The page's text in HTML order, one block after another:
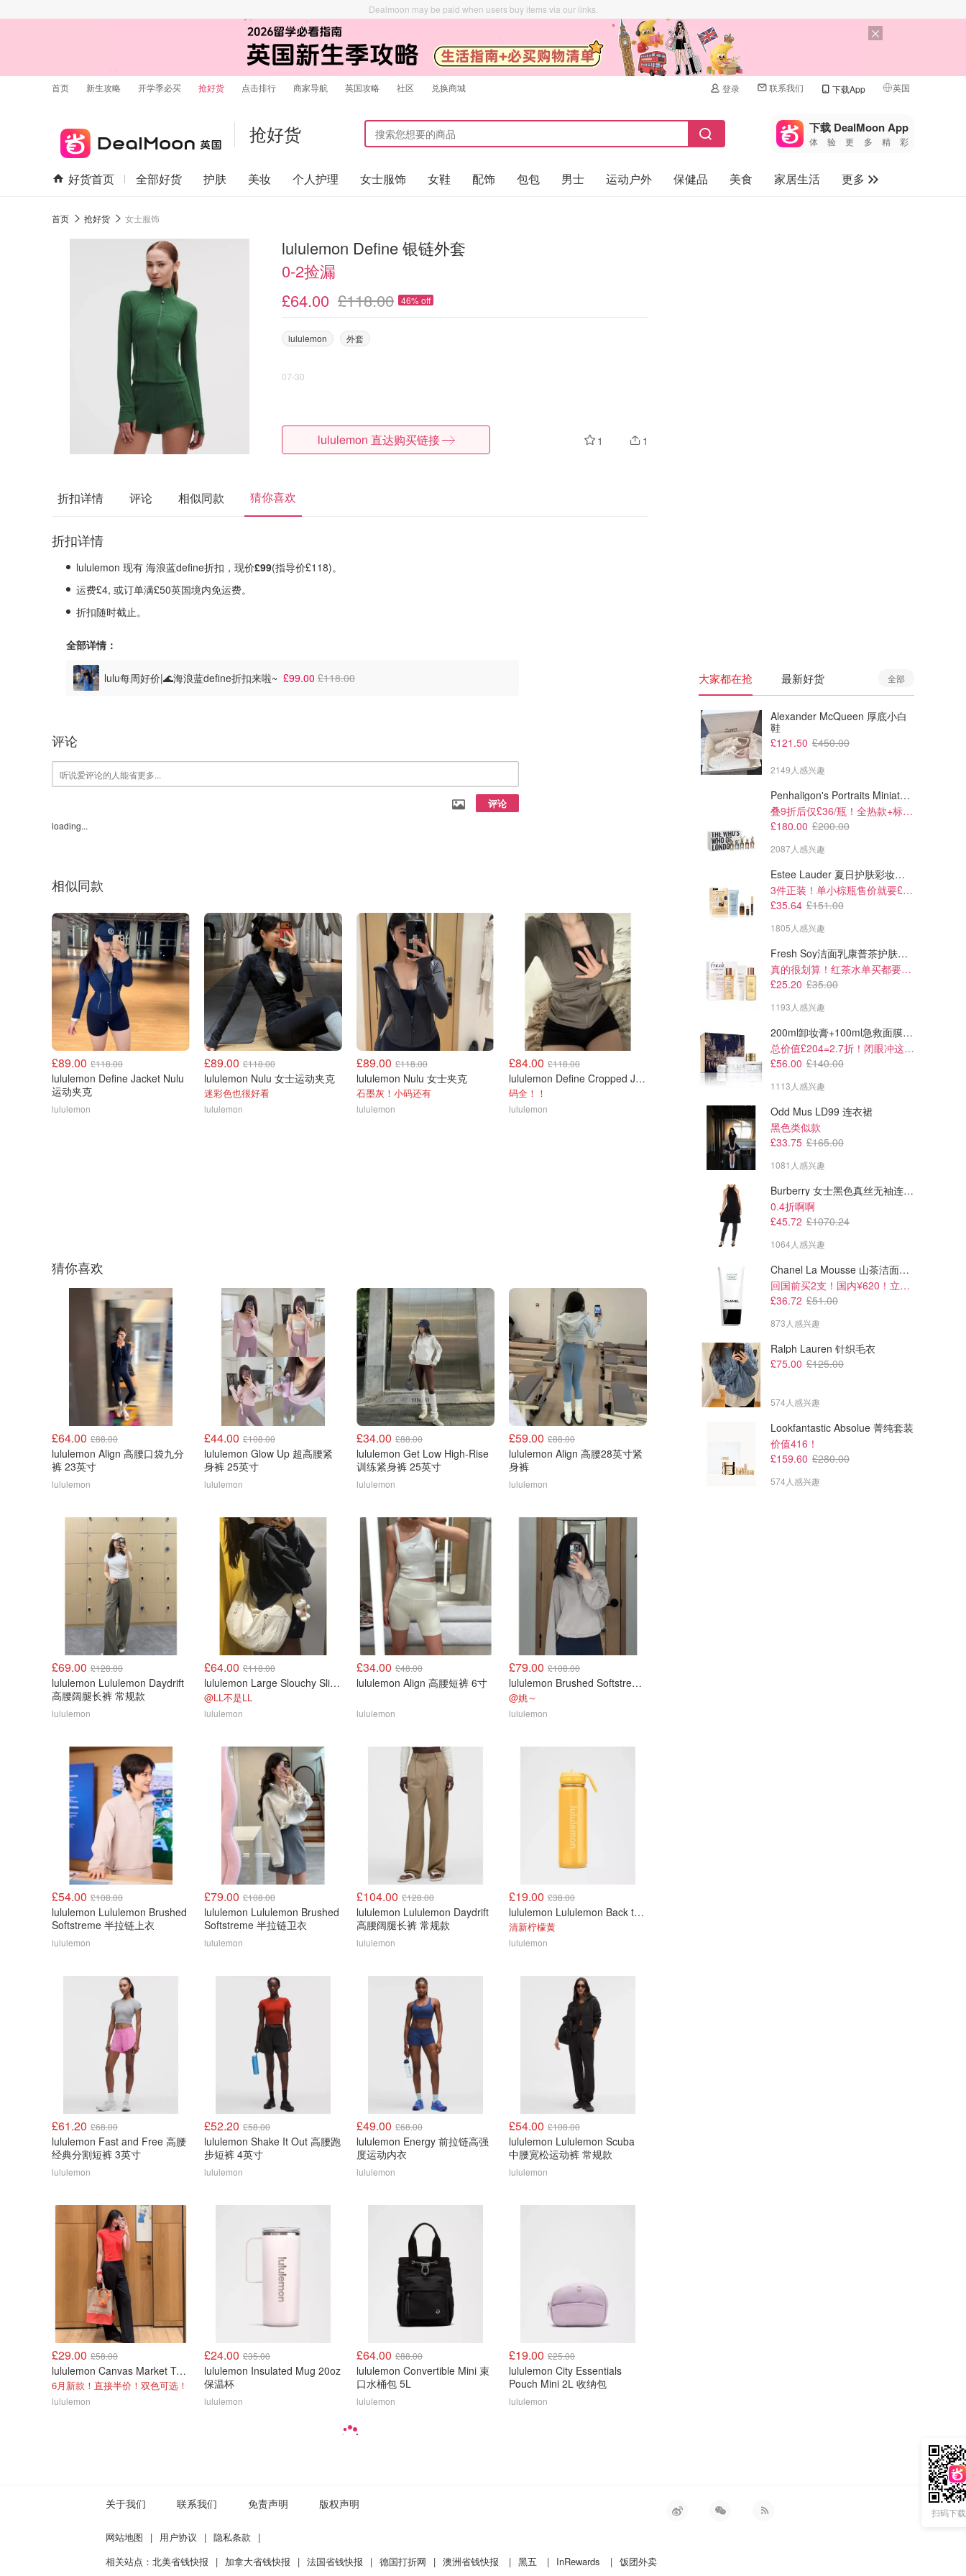
Dealmoon may be paid when users buy items via our links.
首页 新生攻略 开学季必买 抢好货 点击排行 商家导航 英国攻略 社区 兑换商城 登录 联系我们 下载App 英国
🇺🇸
🇨🇳 中国
🇨🇦加拿大
抢好货 下载 DealMoon App
体验更多精彩
好货首页 全部好货 护肤 美妆 个人护理 女士服饰 女鞋 配饰 包包 男士 运动户外 保健品 美食 家居生活
更多
首页 抢好货 女士服饰
lululemon Define 银链外套
0-2捡漏
£64.00 £118.00 46% off
lululemon 外套
07-30
1 1
lululemon 直达购买链接
折扣详情 评论 相似同款 猜你喜欢
折扣详情
lululemon 现有 海浪蓝define折扣，现价£99(指导价£118)。
运费£4, 或订单满£50英国境内免运费。
折扣随时截止。
全部详情：
lulu每周好价|🌊海浪蓝define折扣来啦~ £99.00 £118.00
评论
评论
loading...
相似同款
£89.00 £118.00
lululemon Define Jacket Nulu
运动夹克
lululemon
£89.00 £118.00
lululemon Nulu 女士运动夹克
迷彩色也很好看
lululemon
£89.00 £118.00
lululemon Nulu 女士夹克
石墨灰！小码还有
lululemon
£84.00 £118.00
lululemon Define Cropped Jacket Nulu 短款夹克
码全！！
lululemon
£228.00 £109.00
衣 轻量全拉链
lululemon
猜你喜欢
£64.00 £88.00
lululemon Align 高腰口袋九分
裤 23英寸
lululemon
£44.00 £108.00
lululemon Glow Up 超高腰紧
身裤 25英寸
lululemon
£34.00 £88.00
lululemon Get Low High-Rise
训练紧身裤 25英寸
lululemon
£59.00 £88.00
lululemon Align 高腰28英寸紧
身裤
lululemon
£69.00 £128.00
lululemon Lululemon Daydrift
高腰阔腿长裤 常规款
lululemon
£64.00 £118.00
lululemon Large Slouchy Sling Bag 13L
@LL不是LL
lululemon
£34.00 £48.00
lululemon Align 高腰短裤 6寸
lululemon
£79.00 £108.00
lululemon Brushed Softstreme Half Zip 半拉链上衣
@姚～
lululemon
£54.00 £108.00
lululemon Lululemon Brushed
Softstreme 半拉链上衣
lululemon
£79.00 £108.00
lululemon Lululemon Brushed
Softstreme 半拉链卫衣
lululemon
£104.00 £128.00
lululemon Lululemon Daydrift
高腰阔腿长裤 常规款
lululemon
£19.00 £38.00
lululemon Lululemon Back to Life 运动水瓶 24oz 吸管盖
清新柠檬黄
lululemon
£61.20 £68.00
lululemon Fast and Free 高腰
经典分割短裤 3英寸
lululemon
£52.20 £58.00
lululemon Shake It Out 高腰跑
步短裤 4英寸
lululemon
£49.00 £68.00
lululemon Energy 前拉链高强
度运动内衣
lululemon
£54.00 £108.00
lululemon Lululemon Scuba
中腰宽松运动裤 常规款
lululemon
£29.00 £58.00
lululemon Canvas Market Tote Bag 19L
6月新款！直接半价！双色可选！
lululemon
£24.00 £35.00
lululemon Insulated Mug 20oz
保温杯
lululemon
£64.00 £88.00
lululemon Convertible Mini 束
口水桶包 5L
lululemon
£19.00 £25.00
lululemon City Essentials
Pouch Mini 2L 收纳包
lululemon
大家都在抢 最新好货 全部
Alexander McQueen 厚底小白
鞋
£121.50 £450.00
2149人感兴趣
Penhaligon's Portraits Miniature Collection 香氛套装 5瓶装
叠9折后仅£36/瓶！全热款+标志性兽首头
£180.00 £200.00
2087人感兴趣
Estee Lauder 夏日护肤彩妆礼盒
3件正装！单小棕瓶售价就要£65！
£35.64 £151.00
1805人感兴趣
Fresh Soy洁面乳康普茶护肤套装 100ml
真的很划算！红茶水单买都要£35！
£25.20 £35.00
1193人感兴趣
200ml卸妆膏+100ml急救面膜+面霜+洁颜布
总价值£204=2.7折！闭眼冲这套！
£56.00 £140.00
1113人感兴趣
Odd Mus LD99 连衣裙
黑色类似款
£33.75 £165.00
1081人感兴趣
Burberry 女士黑色真丝无袖连衣裙
0.4折啊啊
£45.72 £1070.24
1064人感兴趣
Chanel La Mousse 山茶洁面乳 150ml
回国前买2支！国内¥620！立省近一半！
£36.72 £51.00
873人感兴趣
Ralph Lauren 针织毛衣
£75.00 £125.00
574人感兴趣
Lookfantastic Absolue 菁纯套装
价值416！
£159.60 £280.00
574人感兴趣
扫码下
关于我们 联系我们 免责声明 版权声明
网站地图 | 用户协议 | 隐私条款
|
相关站点： 北美省钱快报 | 加拿大省钱快报 | 法国省钱快报 | 德国打折网 | 澳洲省钱快报 | 黑五 | InRewards | 饭团外卖